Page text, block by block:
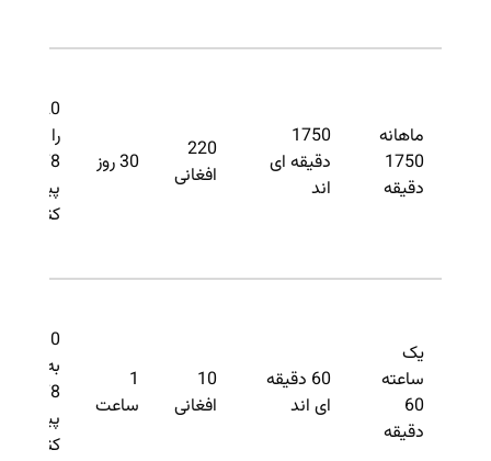
M220
را به
3378
پیام
کنید.
30 روز
220
افغانی
1750
دقیقه ای
اند
ماهانه
1750
دقیقه
به
3378
پیام
کنید.
1
ساعت
10
افغانی
60 دقیقه
ای اند
یک
ساعته
60
دقیقه